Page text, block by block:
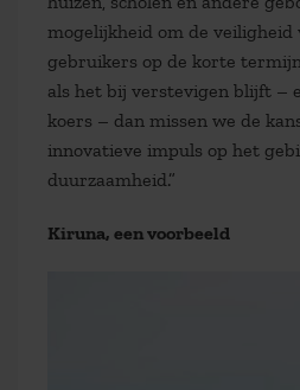
mogelijkheid om de veiligheid
gebruikers op de korte
als het bij verstevigen blijft –
koers – dan missen we de
innovatieve impuls op het
duurzaamheid.”
Kiruna, een voorbeeld